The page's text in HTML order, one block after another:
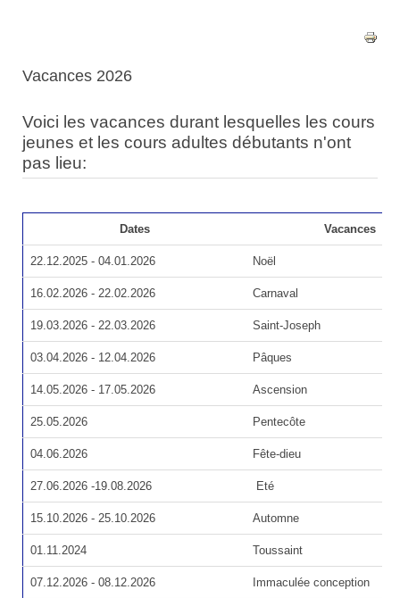
Vacances 2026
Voici les vacances durant lesquelles les cours
jeunes et les cours adultes débutants n'ont
pas lieu:
Dates Vacances
22.12.2025 - 04.01.2026 Noël
16.02.2026 - 22.02.2026 Carnaval
19.03.2026 - 22.03.2026 Saint-Joseph
03.04.2026 - 12.04.2026 Pâques
14.05.2026 - 17.05.2026 Ascension
25.05.2026 Pentecôte
04.06.2026 Fête-dieu
27.06.2026 -19.08.2026 Eté
15.10.2026 - 25.10.2026 Automne
01.11.2024 Toussaint
07.12.2026 - 08.12.2026 Immaculée conception